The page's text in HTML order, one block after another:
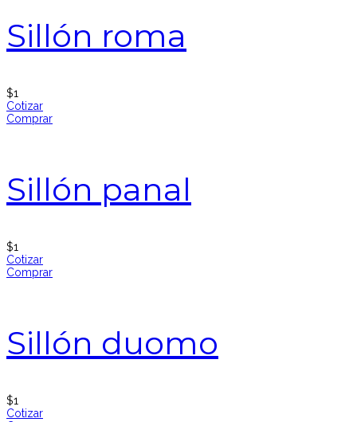
Sillón roma
$1
Cotizar
Comprar
Sillón panal
$1
Cotizar
Comprar
Sillón duomo
$1
Cotizar